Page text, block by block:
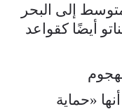
إلى البحر
أيضًا كقواعد
«حماية